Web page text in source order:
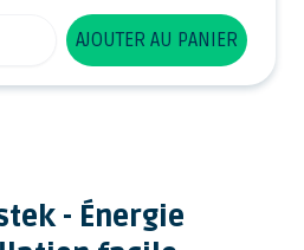
AJOUTER AU PANIER
- Énergie